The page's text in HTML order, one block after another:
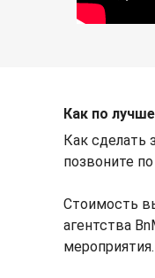
Как по
Как сделать
позвоните
Стоимость
агентства
мероприятия.